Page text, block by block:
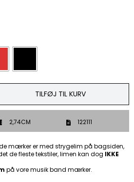
TILFØJ TIL KURV
2,74CM 122111
mærker er med strygelim på bagsiden,
de fleste tekstiler, limen kan dog IKKE
på vore musik band mærker.